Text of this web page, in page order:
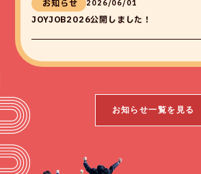
お知らせ 2026/06/01
JOYJOB2026公開しました！
お知らせ一覧を見る